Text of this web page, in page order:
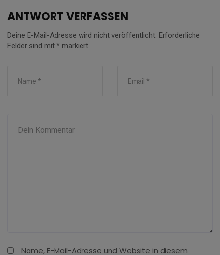
ANTWORT VERFASSEN
Deine E-Mail-Adresse wird nicht veröffentlicht. Erforderliche
Felder sind mit * markiert
Name, E-Mail-Adresse und Website in diesem